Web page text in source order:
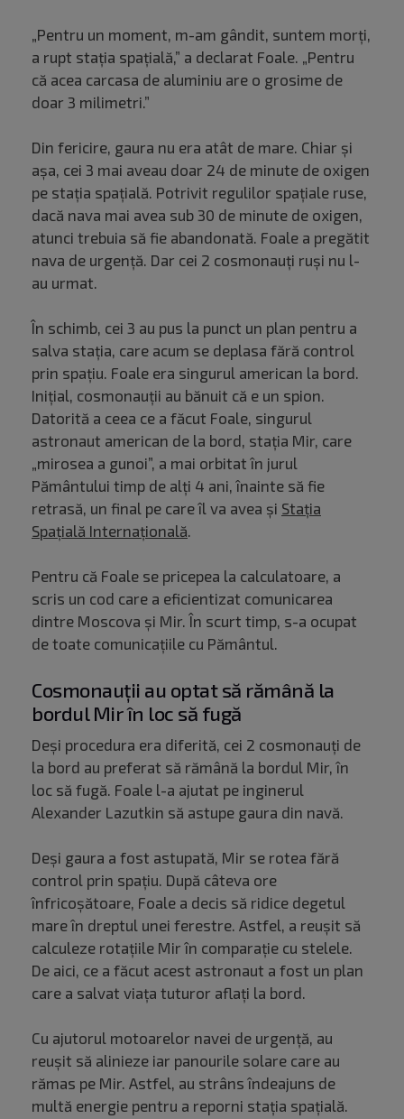
„Pentru un moment, m-am gândit, suntem morți,
a rupt stația spațială,” a declarat Foale. „Pentru
că acea carcasa de aluminiu are o grosime de
doar 3 milimetri.”
Din fericire, gaura nu era atât de mare. Chiar și
așa, cei 3 mai aveau doar 24 de minute de oxigen
pe stația spațială. Potrivit regulilor spațiale ruse,
dacă nava mai avea sub 30 de minute de oxigen,
atunci trebuia să fie abandonată. Foale a pregătit
nava de urgență. Dar cei 2 cosmonauți ruși nu l-
au urmat.
În schimb, cei 3 au pus la punct un plan pentru a
salva stația, care acum se deplasa fără control
prin spațiu. Foale era singurul american la bord.
Inițial, cosmonauții au bănuit că e un spion.
Datorită a ceea ce a făcut Foale, singurul
astronaut american de la bord, stația Mir, care
„mirosea a gunoi”, a mai orbitat în jurul
Pământului timp de alți 4 ani, înainte să fie
retrasă, un final pe care îl va avea și Stația
Spațială Internațională.
Pentru că Foale se pricepea la calculatoare, a
scris un cod care a eficientizat comunicarea
dintre Moscova și Mir. În scurt timp, s-a ocupat
de toate comunicațiile cu Pământul.
Cosmonauții au optat să rămână la
bordul Mir în loc să fugă
Deși procedura era diferită, cei 2 cosmonauți de
la bord au preferat să rămână la bordul Mir, în
loc să fugă. Foale l-a ajutat pe inginerul
Alexander Lazutkin să astupe gaura din navă.
Deși gaura a fost astupată, Mir se rotea fără
control prin spațiu. După câteva ore
înfricoșătoare, Foale a decis să ridice degetul
mare în dreptul unei ferestre. Astfel, a reușit să
calculeze rotațiile Mir în comparație cu stelele.
De aici, ce a făcut acest astronaut a fost un plan
care a salvat viața tuturor aflați la bord.
Cu ajutorul motoarelor navei de urgență, au
reușit să alinieze iar panourile solare care au
rămas pe Mir. Astfel, au strâns îndeajuns de
multă energie pentru a reporni stația spațială.